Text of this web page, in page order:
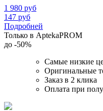
1 980 руб
147 руб
Подробней
Только в AptekaPROM
до -50%
Самые низкие
Оригинальные
Заказ в 2 клика
Оплата при